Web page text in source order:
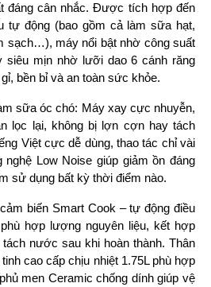
đáng cân nhắc. Được tích hợp đến
tự động (bao gồm cả làm sữa hạt,
sạch…), máy nổi bật nhờ công suất
siêu mịn nhờ lưỡi dao 6 cánh răng
bền bỉ và an toàn sức khỏe.
sữa óc chó: Máy xay cực nhuyễn,
lọc lại, không bị lợn cợn hay tách
Việt cực dễ dùng, thao tác chỉ vài
nghệ Low Noise giúp giảm ồn đáng
sử dụng bất kỳ thời điểm nào.
biến Smart Cook – tự động điều
hợp lượng nguyên liệu, kết hợp
nước sau khi hoàn thành. Thân
cao cấp chịu nhiệt 1.75L phù hợp
men Ceramic chống dính giúp vệ